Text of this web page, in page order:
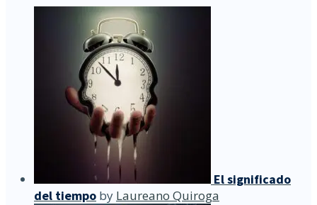
El significado
del tiempo by Laureano Quiroga